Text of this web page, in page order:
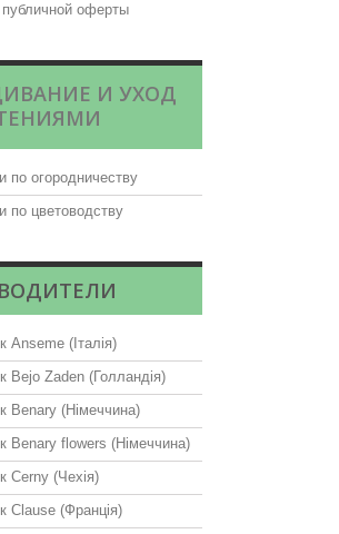
публичной оферты
И УХОД
по огородничеству
по цветоводству
Anseme (Італія)
Bejo Zaden (Голландія)
Benary (Німеччина)
Benary flowers (Німеччина)
Cerny (Чехія)
Clause (Франція)